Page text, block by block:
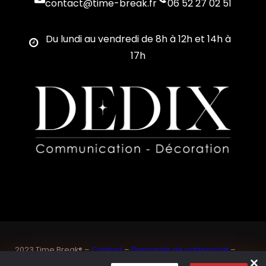
contact@time-break.fr 06 52 27 02 51
Du lundi au vendredi de 8h à 12h et 14h à
17h
2023 Time Break® –Contact–Demande de partenariat–
Sponsoriser un joueur de padel français